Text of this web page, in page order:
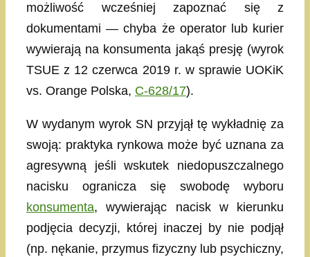
możliwość wcześniej zapoznać się z
dokumentami — chyba że operator lub kurier
wywierają na konsumenta jakąś presję (wyrok
TSUE z 12 czerwca 2019 r. w sprawie UOKiK
vs. Orange Polska, C‑628/17).
W wydanym wyrok SN przyjął tę wykładnię za
swoją: praktyka rynkowa może być uznana za
agresywną jeśli wskutek niedopuszczalnego
nacisku ogranicza się swobodę wyboru
konsumenta, wywierając nacisk w kierunku
podjęcia decyzji, której inaczej by nie podjął
(np. nękanie, przymus fizyczny lub psychiczny,